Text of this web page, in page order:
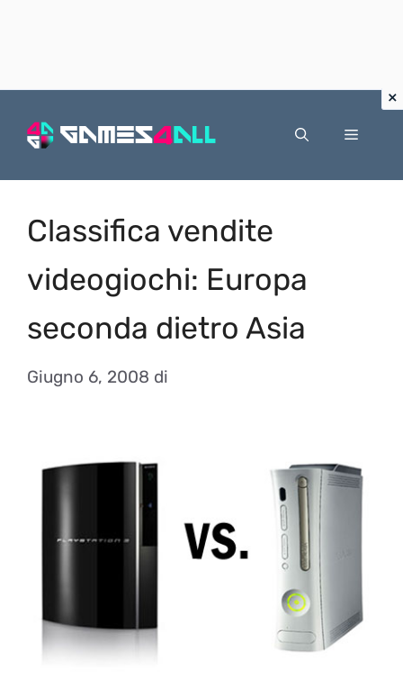
Menu
Classifica vendite
videogiochi: Europa
seconda dietro Asia
Giugno 6, 2008 di